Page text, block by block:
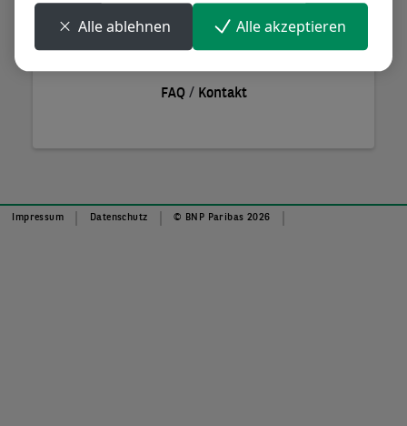
Anmelden
FAQ/ Kontakt
Impressum Datenschutz © BNP Paribas 2026
Alle ablehnen Alle akzeptieren